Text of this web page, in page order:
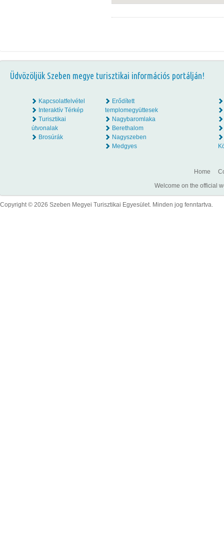
Üdvözöljük Szeben megye turisztikai információs portálján!
Kapcsolatfelvétel
Interaktív Térkép
Turisztikai
útvonalak
Brosúrák
Erődített
templomegyüttesek
Nagybaromlaka
Berethalom
Nagyszeben
Medgyes
Home
Welcome on the official
Copyright © 2026 Szeben Megyei Turisztikai Egyesület. Minden jog fenntartva.